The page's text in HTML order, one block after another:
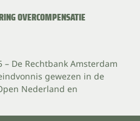
OVERCOMPENSATIE
De Rechtbank Amsterdam
gewezen in de
Nederland en